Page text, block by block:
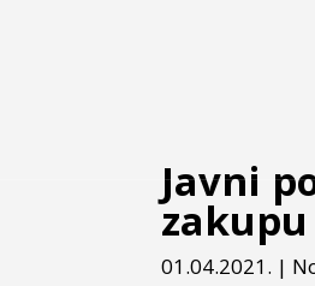
Javni
01.04.2021. |